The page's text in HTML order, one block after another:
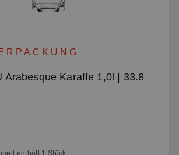
Arabesque Karaffe 1,0l | 33.8
enthält 1 Stück.